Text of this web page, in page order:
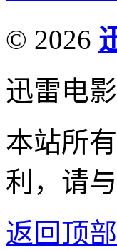
© 2026
迅雷电
本站所
利，请
返回顶部